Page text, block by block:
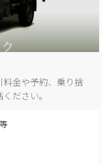
料金や予約、乗り捨
ださい。